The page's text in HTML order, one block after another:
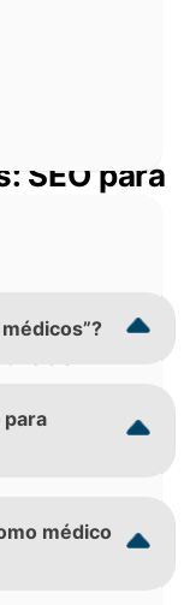
SEO para
para
médico